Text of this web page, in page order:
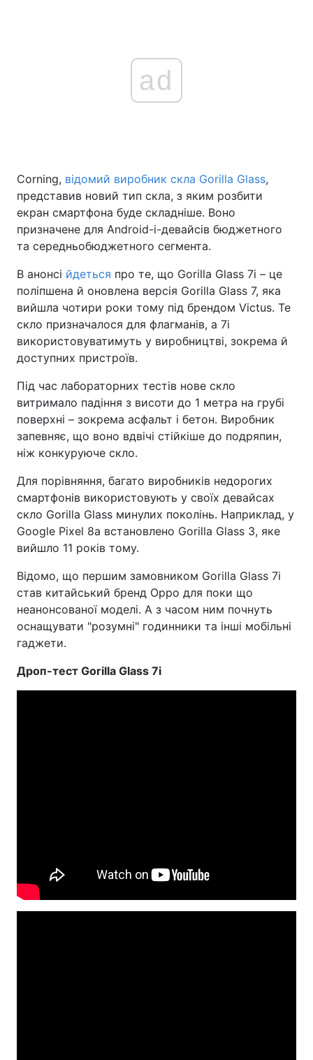
ad
Corning, відомий виробник скла Gorilla Glass,
представив новий тип скла, з яким розбити
екран смартфона буде складніше. Воно
призначене для Android-і-девайсів бюджетного
та середньобюджетного сегмента.
В анонсі йдеться про те, що Gorilla Glass 7i – це
поліпшена й оновлена версія Gorilla Glass 7, яка
вийшла чотири роки тому під брендом Victus. Те
скло призначалося для флагманів, а 7i
використовуватимуть у виробництві, зокрема й
доступних пристроїв.
Під час лабораторних тестів нове скло
витримало падіння з висоти до 1 метра на грубі
поверхні – зокрема асфальт і бетон. Виробник
запевняє, що воно вдвічі стійкіше до подряпин,
ніж конкуруюче скло.
Для порівняння, багато виробників недорогих
смартфонів використовують у своїх девайсах
скло Gorilla Glass минулих поколінь. Наприклад, у
Google Pixel 8a встановлено Gorilla Glass 3, яке
вийшло 11 років тому.
Відомо, що першим замовником Gorilla Glass 7i
став китайський бренд Oppo для поки що
неанонсованої моделі. А з часом ним почнуть
оснащувати "розумні" годинники та інші мобільні
гаджети.
Дроп-тест Gorilla Glass 7i